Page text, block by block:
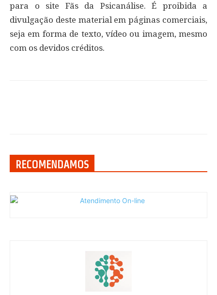
para o site Fãs da Psicanálise. É proibida a
divulgação deste material em páginas comerciais,
seja em forma de texto, vídeo ou imagem, mesmo
com os devidos créditos.
RECOMENDAMOS